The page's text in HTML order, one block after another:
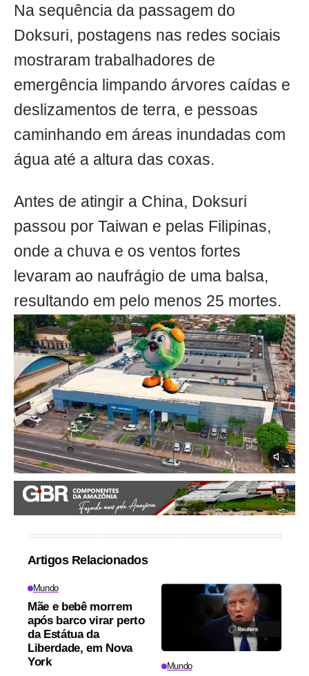
Na sequência da passagem do
Doksuri, postagens nas redes sociais
mostraram trabalhadores de
emergência limpando árvores caídas e
deslizamentos de terra, e pessoas
caminhando em áreas inundadas com
água até a altura das coxas.
Antes de atingir a China, Doksuri
passou por Taiwan e pelas Filipinas,
onde a chuva e os ventos fortes
levaram ao naufrágio de uma balsa,
resultando em pelo menos 25 mortes.
Artigos Relacionados
Mundo
Mãe e bebê morrem
após barco virar perto
da Estátua da
Liberdade, em Nova
York
Mundo